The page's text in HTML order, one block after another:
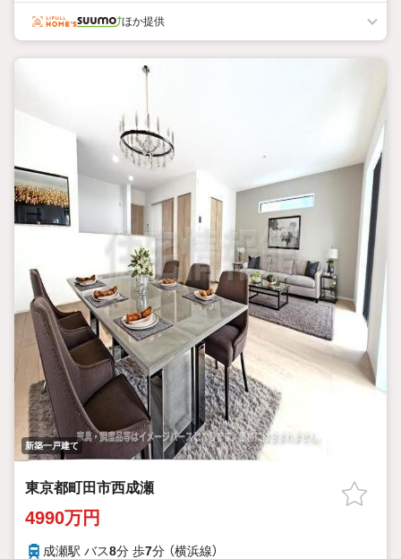
ほか提供
新築一戸建て
東京都町田市西成瀬
4990万円
成瀬駅 バス8分 歩7分 （横浜線）